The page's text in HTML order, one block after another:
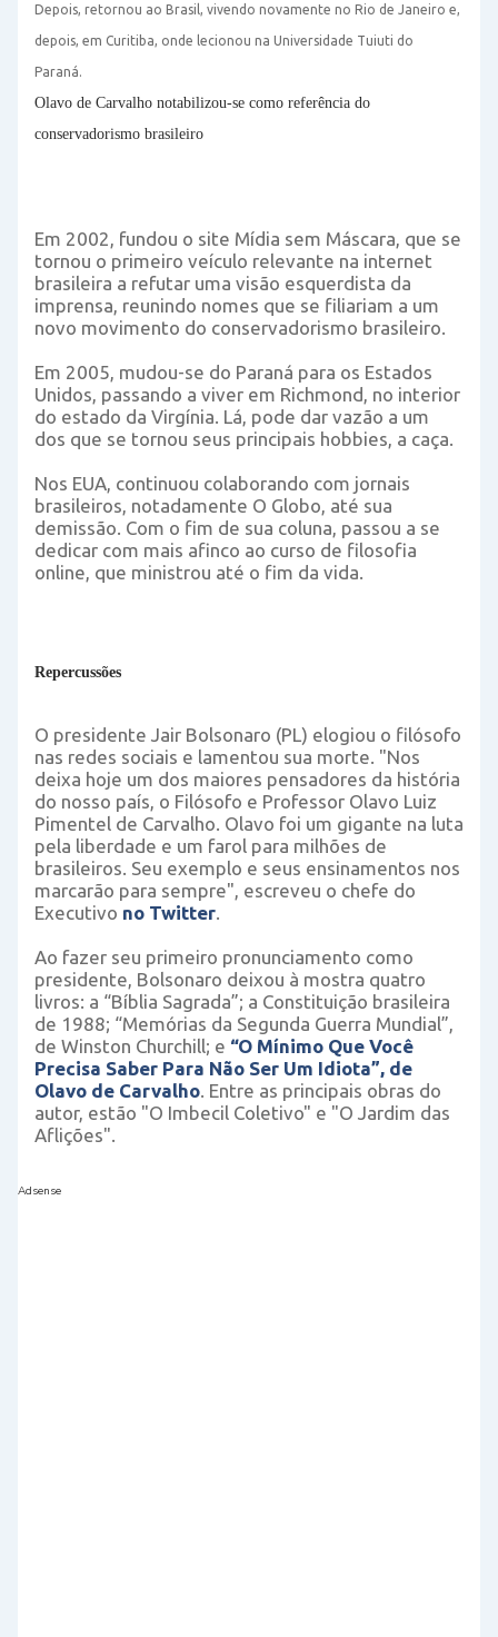
Depois, retornou ao Brasil, vivendo novamente no Rio de Janeiro e,
depois, em Curitiba, onde lecionou na Universidade Tuiuti do
Paraná.
Olavo de Carvalho notabilizou-se como referência do
conservadorismo brasileiro
Em 2002, fundou o site Mídia sem Máscara, que se
tornou o primeiro veículo relevante na internet
brasileira a refutar uma visão esquerdista da
imprensa, reunindo nomes que se filiariam a um
novo movimento do conservadorismo brasileiro.
Em 2005, mudou-se do Paraná para os Estados
Unidos, passando a viver em Richmond, no interior
do estado da Virgínia. Lá, pode dar vazão a um
dos que se tornou seus principais hobbies, a caça.
Nos EUA, continuou colaborando com jornais
brasileiros, notadamente O Globo, até sua
demissão. Com o fim de sua coluna, passou a se
dedicar com mais afinco ao curso de filosofia
online, que ministrou até o fim da vida.
Repercussões
O presidente Jair Bolsonaro (PL) elogiou o filósofo
nas redes sociais e lamentou sua morte. "Nos
deixa hoje um dos maiores pensadores da história
do nosso país, o Filósofo e Professor Olavo Luiz
Pimentel de Carvalho. Olavo foi um gigante na luta
pela liberdade e um farol para milhões de
brasileiros. Seu exemplo e seus ensinamentos nos
marcarão para sempre", escreveu o chefe do
Executivo no Twitter
Ao fazer seu primeiro pronunciamento como
presidente, Bolsonaro deixou à mostra quatro
livros: a “Bíblia Sagrada”; a Constituição brasileira
de 1988; “Memórias da Segunda Guerra Mundial”,
de Winston Churchill; e “O Mínimo Que Você
Precisa Saber Para Não Ser Um Idiota”, de
Olavo de Carvalho . Entre as principais obras do
autor, estão "O Imbecil Coletivo" e "O Jardim das
Aflições".
Adsense